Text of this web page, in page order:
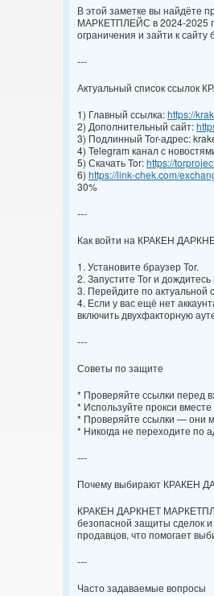
В этой заметке вы найдёте
МАРКЕТПЛЕЙС в 2024-2025
ограничения и зайти к сайту
---
Актуальный список
1) Главный ссылка:https://
2) Дополнительный сайт:
3) Подлинный Tor-адрес:
4) Telegram канал с
5) Скачать Tor:https://
6) https://link-chek.com/
30%
---
Как войти на КРАКЕН
1. Установите браузер Tor.
2. Запустите Tor и
3. Перейдите по актуальной
4. Если у вас ещё нет
включить двухфакторную
---
Советы по защите
* Проверяйте ссылки перед
* Используйте прокси
* Проверяйте ссылки — они
* Никогда не переходите по
---
Почему выбирают КРАКЕН
КРАКЕН ДАРКНЕТ
безопасной защиты сделок
продавцов, что помогает
---
Часто задаваемые вопросы